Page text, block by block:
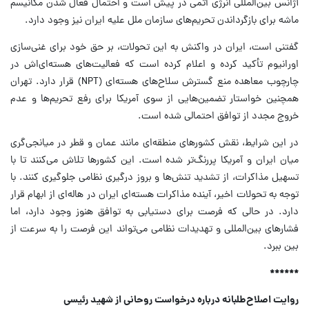
آژانس بین‌المللی انرژی اتمی در پیش است و احتمال فعال شدن مکانیسم
ماشه برای بازگرداندن تحریم‌های سازمان ملل علیه ایران نیز وجود دارد.
گفتنی است، ایران در واکنش به این تحولات، بر حق خود برای غنی‌سازی
اورانیوم تأکید کرده و اعلام کرده است که فعالیت‌های هسته‌ای‌اش در
چارچوب معاهده منع گسترش سلاح‌های هسته‌ای (NPT) قرار دارد. تهران
همچنین خواستار تضمین‌هایی از سوی آمریکا برای رفع تحریم‌ها و عدم
خروج مجدد از توافق احتمالی شده است.
در این شرایط، نقش کشور‌های منطقه‌ای مانند عمان و قطر در میانجی‌گری
میان ایران و آمریکا پررنگ‌تر شده است. این کشور‌ها تلاش می‌کنند تا با
تسهیل مذاکرات، از تشدید تنش‌ها و بروز درگیری نظامی جلوگیری کنند. با
توجه به تحولات اخیر، آینده مذاکرات هسته‌ای ایران در هاله‌ای از ابهام قرار
دارد. در حالی که فرصت برای دستیابی به توافق هنوز وجود دارد، اما
فشار‌های بین‌المللی و تهدیدات نظامی می‌تواند این فرصت را به سرعت از
بین ببرد.
******
روایت اصلاح‌طلبانه درباره درخواست روحانی از شهید رئیسی